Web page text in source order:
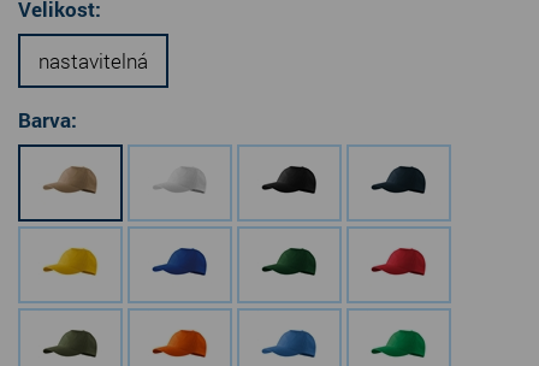
Velikost:
nastavitelná
Barva: